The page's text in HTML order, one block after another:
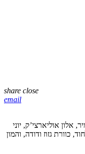
share close
email
אלון אוליארצי’ק, יוני
כוורת גזוז ודודה, והמון